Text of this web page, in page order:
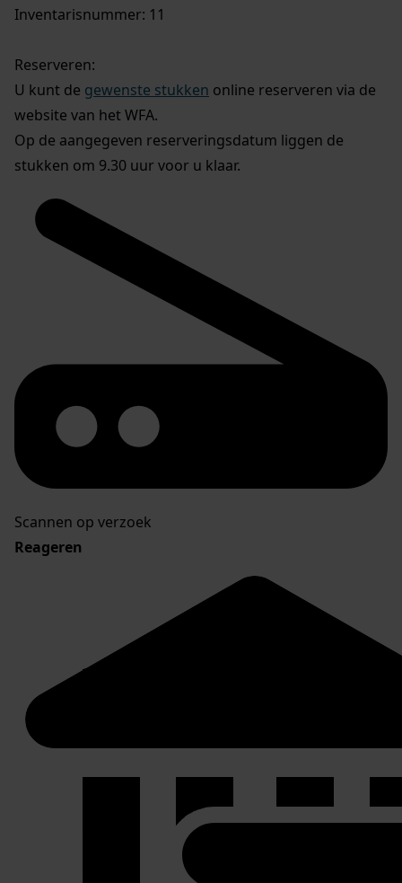
Inventarisnummer: 11
Reserveren:
U kunt de gewenste stukken online reserveren via de
website van het WFA.
Op de aangegeven reserveringsdatum liggen de
stukken om 9.30 uur voor u klaar.
Scannen op verzoek
Reageren